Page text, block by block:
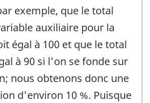
exemple, que le total
auxiliaire pour la
égal à 100 et que le total
à 90 si l'on se fonde sur
nous obtenons donc une
d'environ 10 %. Puisque